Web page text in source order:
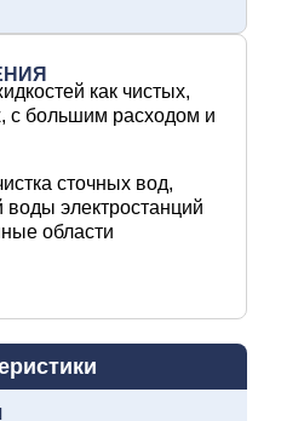
как чистых,
с большим расходом и
сточных вод,
электростанций
области